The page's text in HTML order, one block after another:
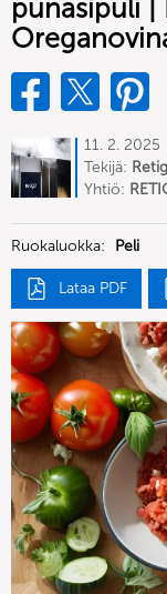
punasipuli
11. 2. 2025
Tekijä:
Yhtiö:
Ruokaluokka:
Peli
Lataa PDF